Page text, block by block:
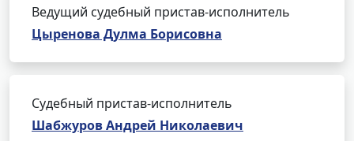
Ведущий судебный пристав-исполнитель
Цыренова Дулма Борисовна
Судебный пристав-исполнитель
Шабжуров Андрей Николаевич